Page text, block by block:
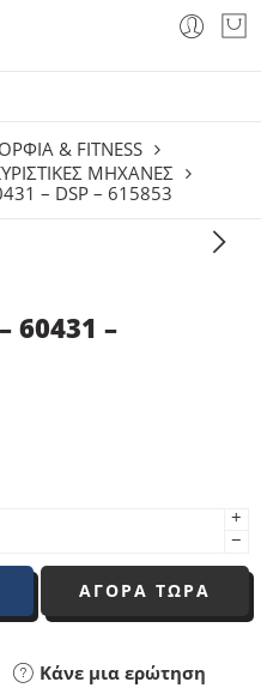
& FITNESS
ΜΗΧΑΝΈΣ
– DSP – 615853
60431 –
+
−
ΑΓΟΡΑ ΤΩΡΑ
Κάνε μια ερώτηση